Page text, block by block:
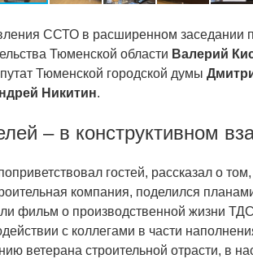
ССТО в расширенном заседании
Тюменской области Валерий
Тюменской городской думы
Никитин.
– в конструктивном
гостей, рассказал о
компания, поделился
фильм о производственной жизни
с коллегами в части
ветерана строительной отрасти, в